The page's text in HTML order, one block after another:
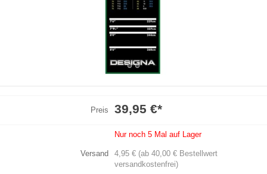
Preis 39,95 €*
Nur noch 5 Mal auf Lager
Versand
4,95 € (ab 40,00 € Bestellwert
versandkostenfrei)